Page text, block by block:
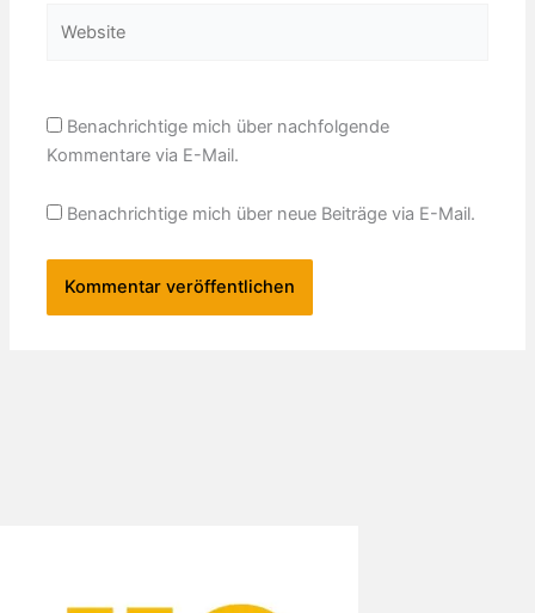
Benachrichtige mich über nachfolgende
Kommentare via E-Mail.
Benachrichtige mich über neue Beiträge via E-Mail.